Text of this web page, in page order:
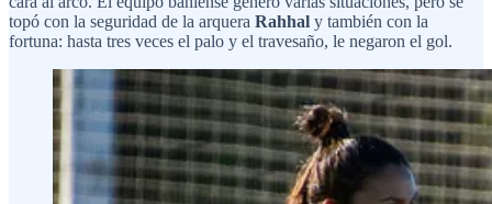
topó con la seguridad de la arquera Rahhal y también con la
fortuna: hasta tres veces el palo y el travesaño, le negaron el gol.